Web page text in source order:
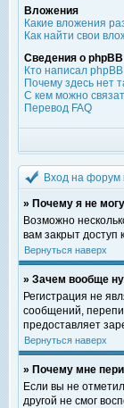
Вложения
Какие вложения
Как найти свои
Сведения о
Кто написал
Почему здесь нет
С кем можно
Перевод FAQ
Вход на форум
» Почему я не
Возможно
вам закрыт доступ
Вернуться наверх
» Зачем вообще
Регистрация не
сообщений,
предоставляет
Вернуться наверх
» Почему мне
Если вы не
другой не смог